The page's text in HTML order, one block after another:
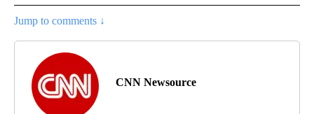
Jump to comments ↓
CNN Newsource